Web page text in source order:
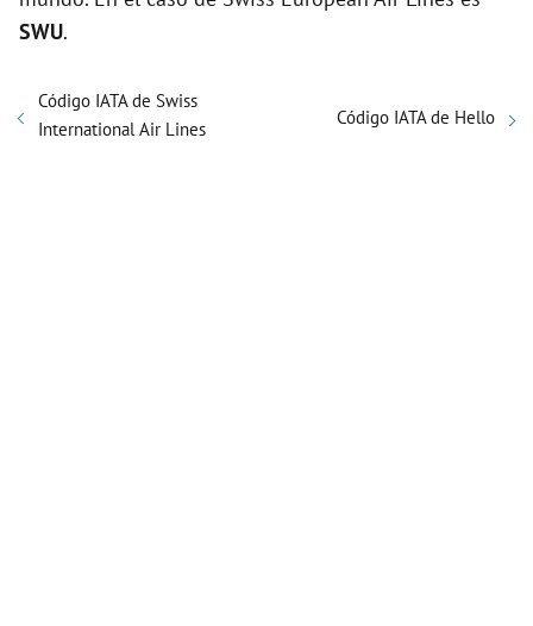
SWU.
Código IATA de Swiss
International Air Lines
Código IATA de Hello